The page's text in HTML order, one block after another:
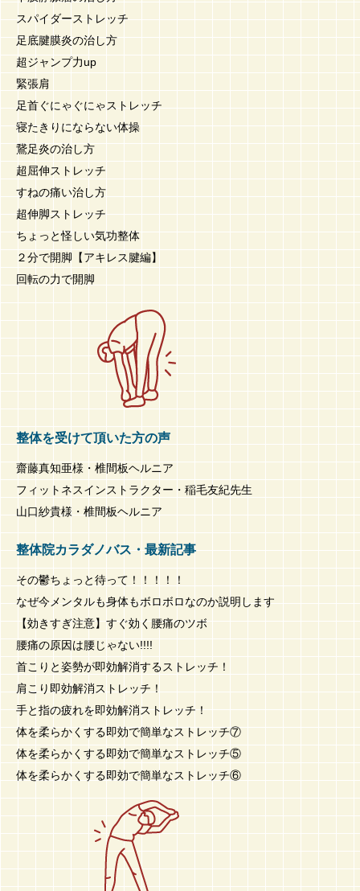
スパイダーストレッチ
足底腱膜炎の治し方
超ジャンプ力up
緊張肩
足首ぐにゃぐにゃストレッチ
寝たきりにならない体操
鵞足炎の治し方
超屈伸ストレッチ
すねの痛い治し方
超伸脚ストレッチ
ちょっと怪しい気功整体
２分で開脚【アキレス腱編】
回転の力で開脚
整体を受けて頂いた方の声
齋藤真知亜様・椎間板ヘルニア
フィットネスインストラクター・稲毛友紀先生
山口紗貴様・椎間板ヘルニア
整体院カラダノバス・最新記事
その鬱ちょっと待って！！！！！
なぜ今メンタルも身体もボロボロなのか説明します
【効きすぎ注意】すぐ効く腰痛のツボ
腰痛の原因は腰じゃない!!!!
首こりと姿勢が即効解消するストレッチ！
肩こり即効解消ストレッチ！
手と指の疲れを即効解消ストレッチ！
体を柔らかくする即効で簡単なストレッチ⑦
体を柔らかくする即効で簡単なストレッチ⑤
体を柔らかくする即効で簡単なストレッチ⑥